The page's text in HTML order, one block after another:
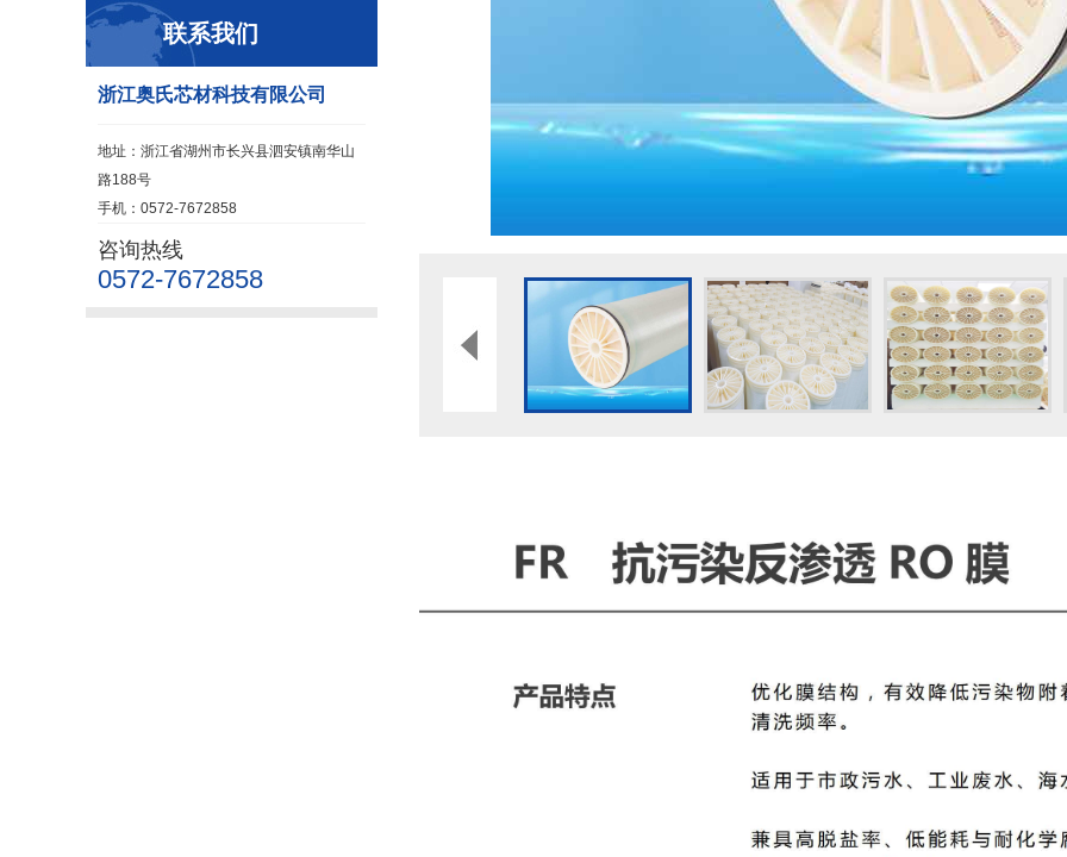
联系我们
浙江奥氏芯材科技有限公司
地址：浙江省湖州市长兴县泗安镇南华山
路188号
手机：0572-7672858
咨询热线
0572-7672858